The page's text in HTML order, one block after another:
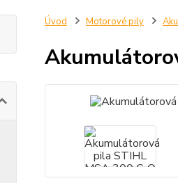
Úvod Motorové pily